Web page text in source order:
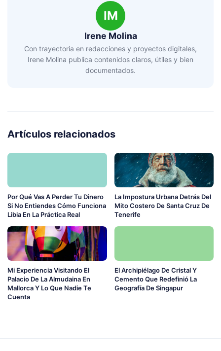
IM
Irene Molina
Con trayectoria en redacciones y proyectos digitales,
Irene Molina publica contenidos claros, útiles y bien
documentados.
Artículos relacionados
Por Qué Vas A Perder Tu Dinero
Si No Entiendes Cómo Funciona
Libia En La Práctica Real
La Impostura Urbana Detrás Del
Mito Costero De Santa Cruz De
Tenerife
Mi Experiencia Visitando El
Palacio De La Almudaina En
Mallorca Y Lo Que Nadie Te
Cuenta
El Archipiélago De Cristal Y
Cemento Que Redefinió La
Geografía De Singapur